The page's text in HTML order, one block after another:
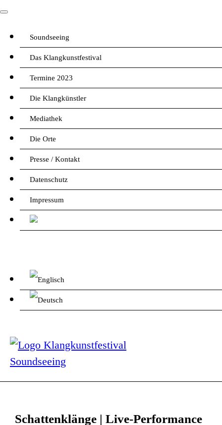
Soundseeing
Das Klangkunstfestival
Termine 2023
Die Klangkünstler
Mediathek
Die Orte
Presse / Kontakt
Datenschutz
Impressum
Schattenklänge | Live-Performance